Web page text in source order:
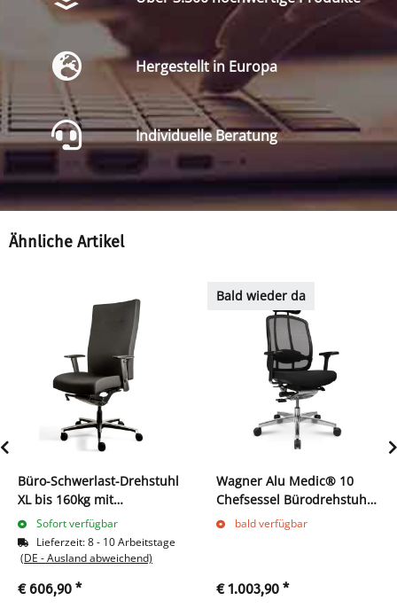
Hergestellt in Europa
Individuelle Beratung
Ähnliche Artikel
Büro-Schwerlast-Drehstuhl
XL bis 160kg mit
Lordosenstütze 1160-1315
x 520 x 460 mm Schwarz
210440
Sofort verfügbar
Lieferzeit:8 - 10 Arbeitstage
(DE - Ausland abweichend)
€ 606,90 *
Bald wieder da
Wagner Alu Medic® 10
Chefsessel Bürodrehstuhl
Bürostuhl Dondola Technik
bald verfügbar
€ 1.003,90 *